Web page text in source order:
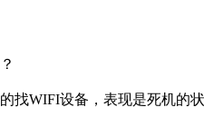
WIFI设备，表现是死机的